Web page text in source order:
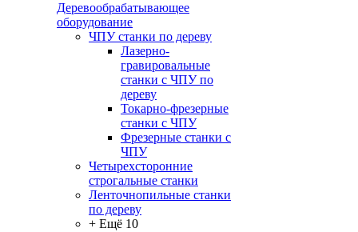
Деревообрабатывающее
оборудование
ЧПУ станки по дереву
Лазерно-
гравировальные
станки с ЧПУ по
дереву
Токарно-фрезерные
станки с ЧПУ
Фрезерные станки с
ЧПУ
Четырехсторонние
строгальные станки
Ленточнопильные станки
по дереву
+ Ещё 10